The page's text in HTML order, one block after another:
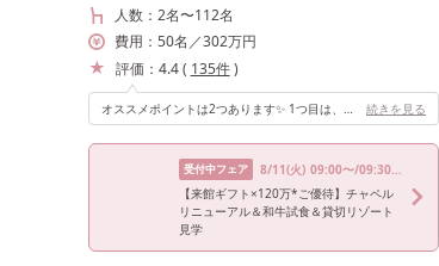
人数： 2名〜112名
費用： 50名 ／302万円
評価： 4.4( 135件)
続きを見る
受付中フェア 8/11(火) 09:00〜/09:30〜/13:30〜/14:30〜/18:30〜
【来館ギフト×120万*ご優待】チャペル
リニューアル＆和牛試食＆貸切リゾート
見学